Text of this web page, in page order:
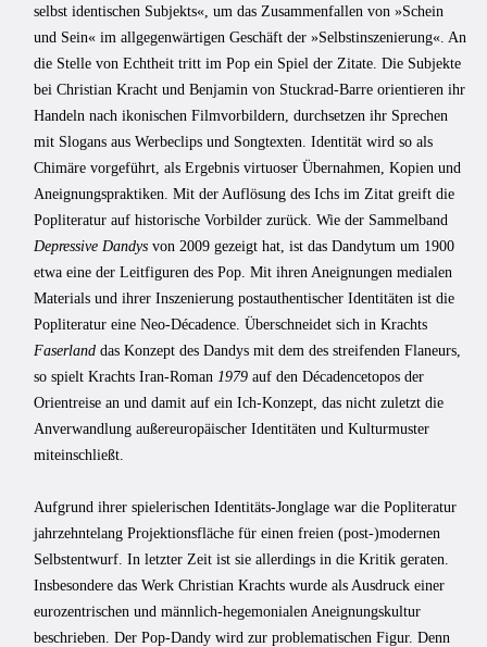
selbst identischen Subjekts«, um das Zusammenfallen von »Schein
und Sein« im allgegenwärtigen Geschäft der »Selbstinszenierung«. An
die Stelle von Echtheit tritt im Pop ein Spiel der Zitate. Die Subjekte
bei Christian Kracht und Benjamin von Stuckrad-Barre orientieren ihr
Handeln nach ikonischen Filmvorbildern, durchsetzen ihr Sprechen
mit Slogans aus Werbeclips und Songtexten. Identität wird so als
Chimäre vorgeführt, als Ergebnis virtuoser Übernahmen, Kopien und
Aneignungspraktiken. Mit der Auflösung des Ichs im Zitat greift die
Popliteratur auf historische Vorbilder zurück. Wie der Sammelband
Depressive Dandys von 2009 gezeigt hat, ist das Dandytum um 1900
etwa eine der Leitfiguren des Pop. Mit ihren Aneignungen medialen
Materials und ihrer Inszenierung postauthentischer Identitäten ist die
Popliteratur eine Neo-Décadence. Überschneidet sich in Krachts
Faserland das Konzept des Dandys mit dem des streifenden Flaneurs,
so spielt Krachts Iran-Roman 1979 auf den Décadencetopos der
Orientreise an und damit auf ein Ich-Konzept, das nicht zuletzt die
Anverwandlung außereuropäischer Identitäten und Kulturmuster
miteinschließt.
Aufgrund ihrer spielerischen Identitäts-Jonglage war die Popliteratur
jahrzehntelang Projektionsfläche für einen freien (post-)modernen
Selbstentwurf. In letzter Zeit ist sie allerdings in die Kritik geraten.
Insbesondere das Werk Christian Krachts wurde als Ausdruck einer
eurozentrischen und männlich-hegemonialen Aneignungskultur
beschrieben. Der Pop-Dandy wird zur problematischen Figur. Denn